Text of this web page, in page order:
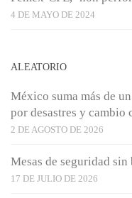
4 DE MAYO DE 2024
ALEATORIO
México suma más de
por desastres y cambio
2 DE AGOSTO DE 2026
Mesas de seguridad
17 DE JULIO DE 2026